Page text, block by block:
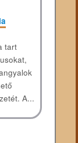
tart
A...